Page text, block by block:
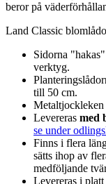
beror på
Land Classic
Sidorna
verktyg.
till 50 cm.
Metaltjockleken
Levereras med
se under
Finns i flera
sätts ihop av
medföljande
Levereras i